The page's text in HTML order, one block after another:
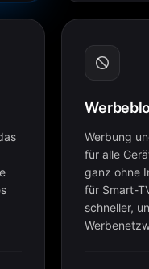
Werbung
für alle
ganz ohne
für Smart-
schneller,